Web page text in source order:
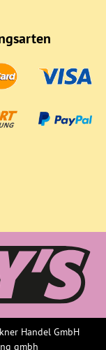
Handel GmbH
gmbh